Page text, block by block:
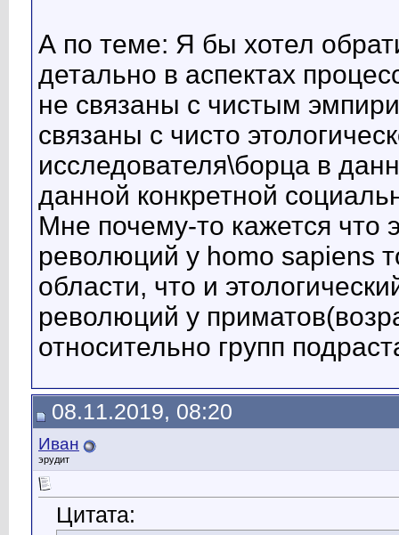
А по теме: Я бы хотел
детально в аспектах
не связаны с чистым
связаны с чисто
исследователя\борца в
данной конкретной
Мне почему-то кажется что
революций у homo sapiens
области, что и
революций у
относительно групп
08.11.2019, 08:20
Иван
эрудит
Цитата: